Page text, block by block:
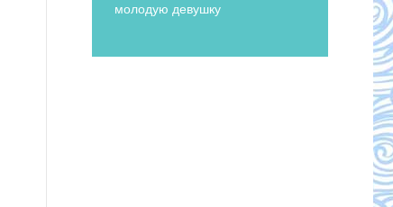
молодую девушку